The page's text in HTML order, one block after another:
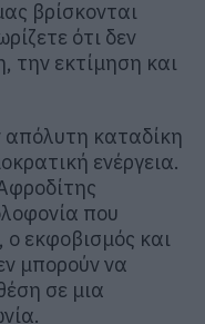
βρίσκονται
ότι δεν
την εκτίμηση και
καταδίκη
ενέργεια.
που
ο εκφοβισμός και
μπορούν να
σε μια